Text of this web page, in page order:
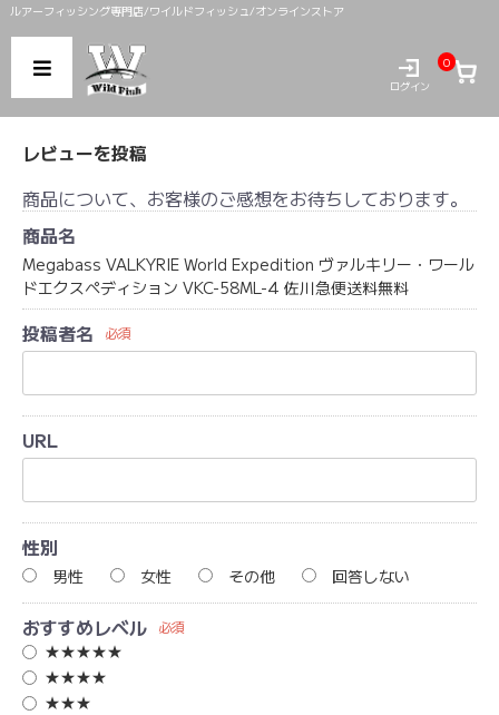
ルアーフィッシング専門店/ワイルドフィッシュ/オンラインストア
ログイン
0
レビューを投稿
商品について、お客様のご感想をお待ちしております。
商品名
Megabass VALKYRIE World Expedition ヴァルキリー・ワール
ドエクスペディション VKC-58ML-4 佐川急便送料無料
投稿者名 必須
URL
性別
男性 女性 その他 回答しない
おすすめレベル 必須
★★★★★
★★★★
★★★